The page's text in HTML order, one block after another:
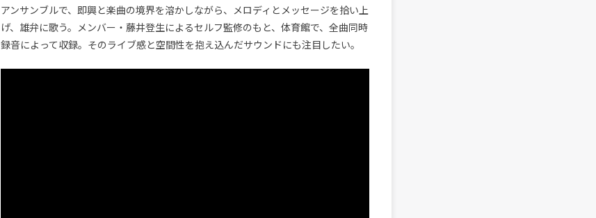
アンサンブルで、即興と楽曲の境界を溶かしながら、メロディとメッセージを拾い上
げ、雄弁に歌う。メンバー・藤井登生によるセルフ監修のもと、体育館で、全曲同時
録音によって収録。そのライブ感と空間性を抱え込んだサウンドにも注目したい。